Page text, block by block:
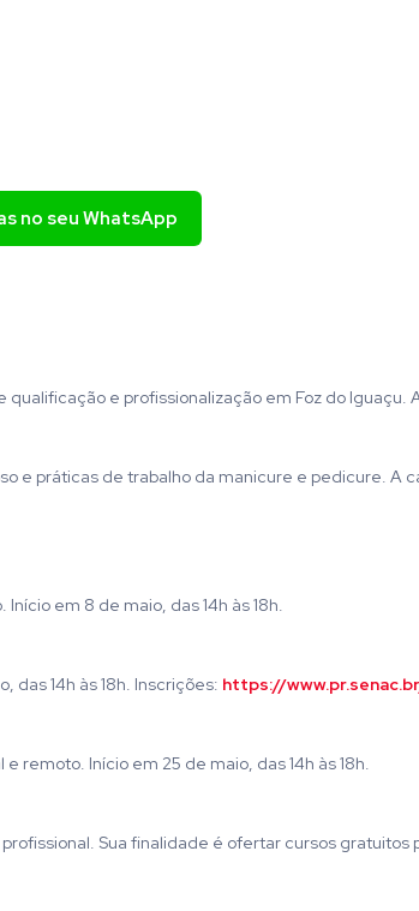
no seu WhatsApp
e profissionalização em Foz do Iguaçu.
e práticas de trabalho da manicure e pedicure. A
em 8 de maio, das 14h às 18h.
das 14h às 18h. Inscrições: https://
remoto. Início em 25 de maio, das 14h às 18h.
Sua finalidade é ofertar cursos gratuitos